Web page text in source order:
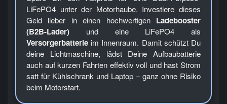
LiFePO4 unter der Motorhaube. Investiere dieses
Geld lieber in einen hochwertigen Ladebooster
(B2B-Lader) und eine LiFePO4 als
Versorgerbatterie im Innenraum. Damit schützt Du
deine Lichtmaschine, lädst Deine Aufbaubatterie
auch auf kurzen Fahrten effektiv voll und hast Strom
satt für Kühlschrank und Laptop – ganz ohne Risiko
beim Motorstart.